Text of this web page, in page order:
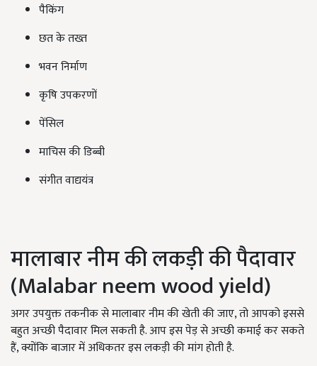
पैकिंग
छत के तख्त
भवन निर्माण
कृषि उपकरणों
पेंसिल
माचिस की डिब्बी
संगीत वाद्ययंत्र
मालाबार नीम की लकड़ी की पैदावार
(Malabar neem wood yield)
अगर उपयुक्त तकनीक से मालाबार नीम की खेती की जाए, तो आपको इससे
बहुत अच्छी पैदावार मिल सकती है. आप इस पेड़ से अच्छी कमाई कर सकते
हैं, क्योंकि बाजार में अधिकतर इस लकड़ी की मांग होती है.